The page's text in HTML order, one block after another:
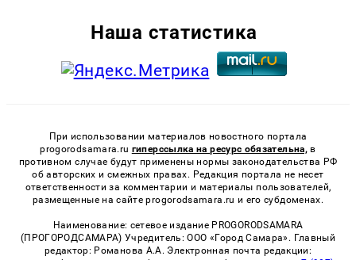
Наша статистика
При использовании материалов новостного портала
progorodsamara.ru гиперссылка на ресурс обязательна, в
противном случае будут применены нормы законодательства РФ
об авторских и смежных правах. Редакция портала не несет
ответственности за комментарии и материалы пользователей,
размещенные на сайте progorodsamara.ru и его субдоменах.
Наименование: сетевое издание PROGORODSAMARA
(ПРОГОРОДСАМАРА) Учредитель: ООО «Город Самара». Главный
редактор: Романова А.А. Электронная почта редакции: